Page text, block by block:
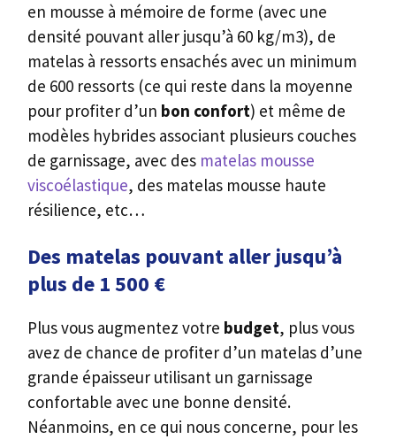
en mousse à mémoire de forme (avec une
densité pouvant aller jusqu’à 60 kg/m3), de
matelas à ressorts ensachés avec un minimum
de 600 ressorts (ce qui reste dans la moyenne
pour profiter d’un bon confort) et même de
modèles hybrides associant plusieurs couches
de garnissage, avec des matelas mousse
viscoélastique, des matelas mousse haute
résilience, etc…
Des matelas pouvant aller jusqu’à
plus de 1 500 €
Plus vous augmentez votre budget, plus vous
avez de chance de profiter d’un matelas d’une
grande épaisseur utilisant un garnissage
confortable avec une bonne densité.
Néanmoins, en ce qui nous concerne, pour les